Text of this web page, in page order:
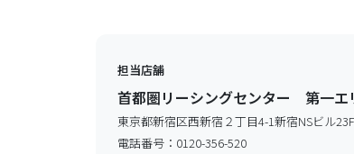
担当店舗
首都圏リーシングセンター 第一エ
東京都新宿区西新宿２丁目4-1新宿NSビル23F
電話番号： 0120-356-520